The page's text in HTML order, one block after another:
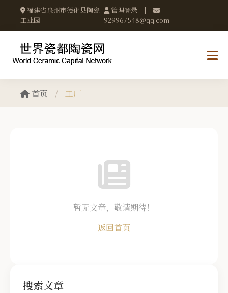
福建省泉州市德化县陶瓷
工业园
管理登录
|
929967548@qq.com
首页 / 工厂
暂无文章，敬请期待！
返回首页
搜索文章